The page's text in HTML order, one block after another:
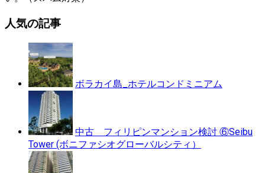
人気の記事
ボラカイ島_ホテルコンドミニアム
中古 フィリピンマンション検討 ⑥Seibu
Tower (ボニファシオグローバルシティ）